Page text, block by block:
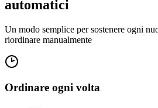
riordinare manualmente